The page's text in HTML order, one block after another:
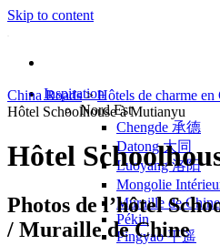
Skip to content
Inspiration
Nord Est
Chengde 承德
Datong 大同
Luoyang 洛阳
Mongolie
Muraille de Chine
Pékin
Pingyao 平遥
China Roads > Hôtels de charme en
Hôtel Schoolhouse à Mutianyu
Hôtel
Photos de l’hôtel
/ Muraille de Chine